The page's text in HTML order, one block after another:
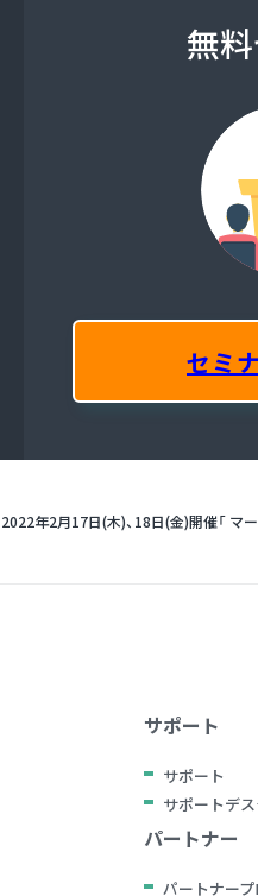
無
セミ
2022年2月17日(木)、18日(金)開催「 マ
サポート
サポート
サポートデ
パートナー
パートナー